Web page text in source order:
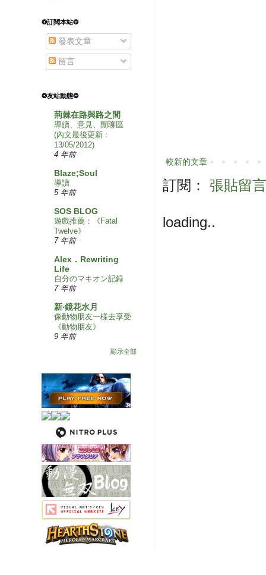
較新的文章
訂閱： 張貼留
loading..
❂訂閱本站❂
發表文章
留言
❂友站動態❂
荊棘在路與路之間
導讀、意見、閒聊區
(內文最後更新﹕
13/05/2012)
4 年前
Blaze;Soul
導讀
5 年前
SOS BLOG
遊戲推薦：《Fatal
Twelve》
7 年前
Alex．Rewriting
Life
自分のマキオン記録
7 年前
新‧鏡花水月
像動物朋友一樣去享受
《動物朋友》
9 年前
顯示全部